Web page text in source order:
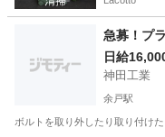
急募！プ
日給
神田工業
余戸駅
ボルトを取り外したり取り付け